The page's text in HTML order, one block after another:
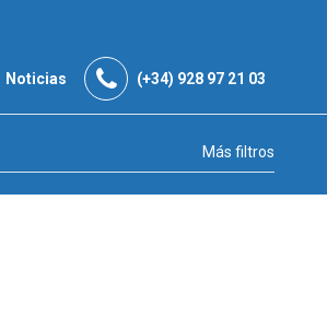
Noticias (+34) 928 97 21 03
Más filtros